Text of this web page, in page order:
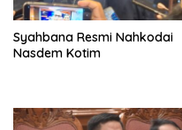
Syahbana Resmi Nahkodai
Nasdem Kotim